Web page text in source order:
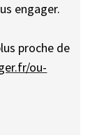
engager.
proche de
ou-